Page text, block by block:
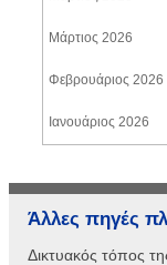
Μάρτιος 2026
Φεβρουάριος 2026
Ιανουάριος 2026
Άλλες πηγές
Δικτυακός τόπος